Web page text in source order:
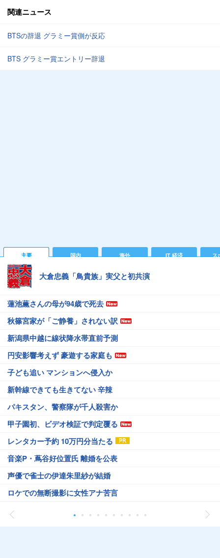
関連ニュース
BTSの辞退 グラミー賞側が反応
BTS グラミー賞エントリー辞退
主要 国内 海外 IT 経済 ス
大倉忠義「鳥貴族」実父と初共演
蓮池薫さんの母が94歳で死去
秋篠宮家が「ご静養」されない訳
新潟県中越に線状降水帯直前予測
円安影響考えず 豪遊する家庭も
子ども追い マンションへ侵入か
新幹線できても生きてない 辛辣
パキスタン、警察隊が千人殺害か
甲子園初、ビデオ検証で判定覆る
レンタカー予約 10万円分当たる
音楽P・蔦谷好位置氏 離婚を公表
声優で雀士の伊達朱里紗が結婚
ロケでの無断撮影に女性アナ苦言